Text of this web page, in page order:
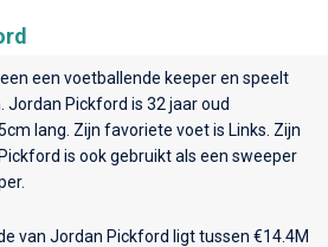
een voetballende keeper en speelt
. Jordan Pickford is 32 jaar oud
lang. Zijn favoriete voet is Links. Zijn
is ook gebruikt als een sweeper
van Jordan Pickford ligt tussen €14.4M